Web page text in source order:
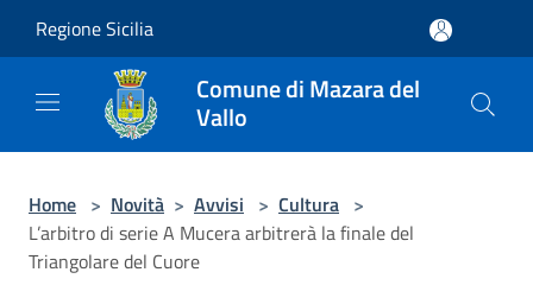
Regione Sicilia
Comune di Mazara del
Vallo
Home > Novità > Avvisi > Cultura >
L’arbitro di serie A Mucera arbitrerà la finale del
Triangolare del Cuore